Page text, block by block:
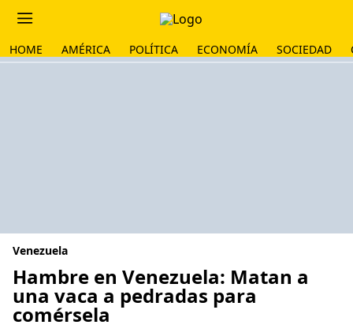
HOME AMÉRICA POLÍTICA ECONOMÍA SOCIEDAD
Venezuela
Hambre en Venezuela: Matan a
una vaca a pedradas para
comérsela